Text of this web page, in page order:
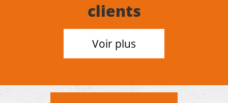
clients
Voir plus